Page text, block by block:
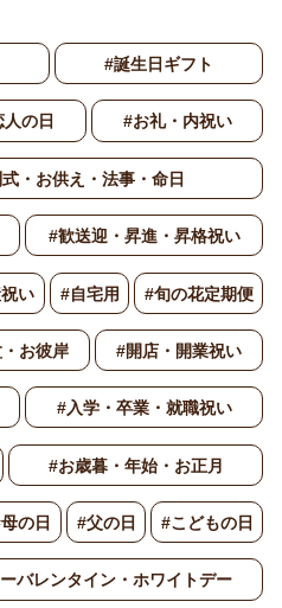
#誕生日ギフト
の日 #お礼・内祝い
・お供え・法事・命日
#歓送迎・昇進・昇格祝い
い #自宅用 #旬の花定期便
お彼岸 #開店・開業祝い
#入学・卒業・就職祝い
#お歳暮・年始・お正月
の日 #父の日 #こどもの日
バレンタイン・ホワイトデー